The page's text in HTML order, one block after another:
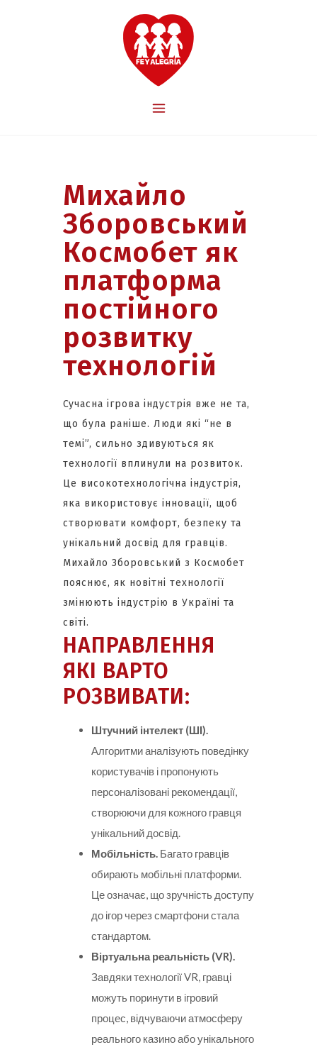
Михайло
Зборовський
Космобет як
платформа
постійного
розвитку
технологій
Сучасна ігрова індустрія вже не та,
що була раніше. Люди які “не в
темі”, сильно здивуються як
технології вплинули на розвиток.
Це високотехнологічна індустрія,
яка використовує інновації, щоб
створювати комфорт, безпеку та
унікальний досвід для гравців.
Михайло Зборовський з Космобет
пояснює, як новітні технології
змінюють індустрію в Україні та
світі.
НАПРАВЛЕННЯ
ЯКІ ВАРТО
РОЗВИВАТИ:
Штучний інтелект (ШІ).
Алгоритми аналізують поведінку
користувачів і пропонують
персоналізовані рекомендації,
створюючи для кожного гравця
унікальний досвід.
Мобільність. Багато гравців
обирають мобільні платформи.
Це означає, що зручність доступу
до ігор через смартфони стала
стандартом.
Віртуальна реальність (VR).
Завдяки технології VR, гравці
можуть поринути в ігровий
процес, відчуваючи атмосферу
реального казино або унікального